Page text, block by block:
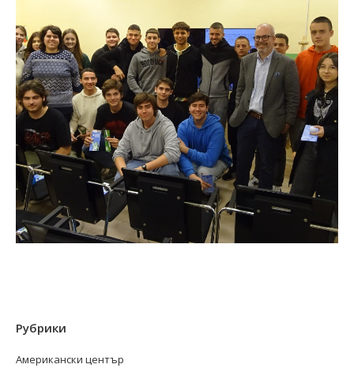
Рубрики
Американски център